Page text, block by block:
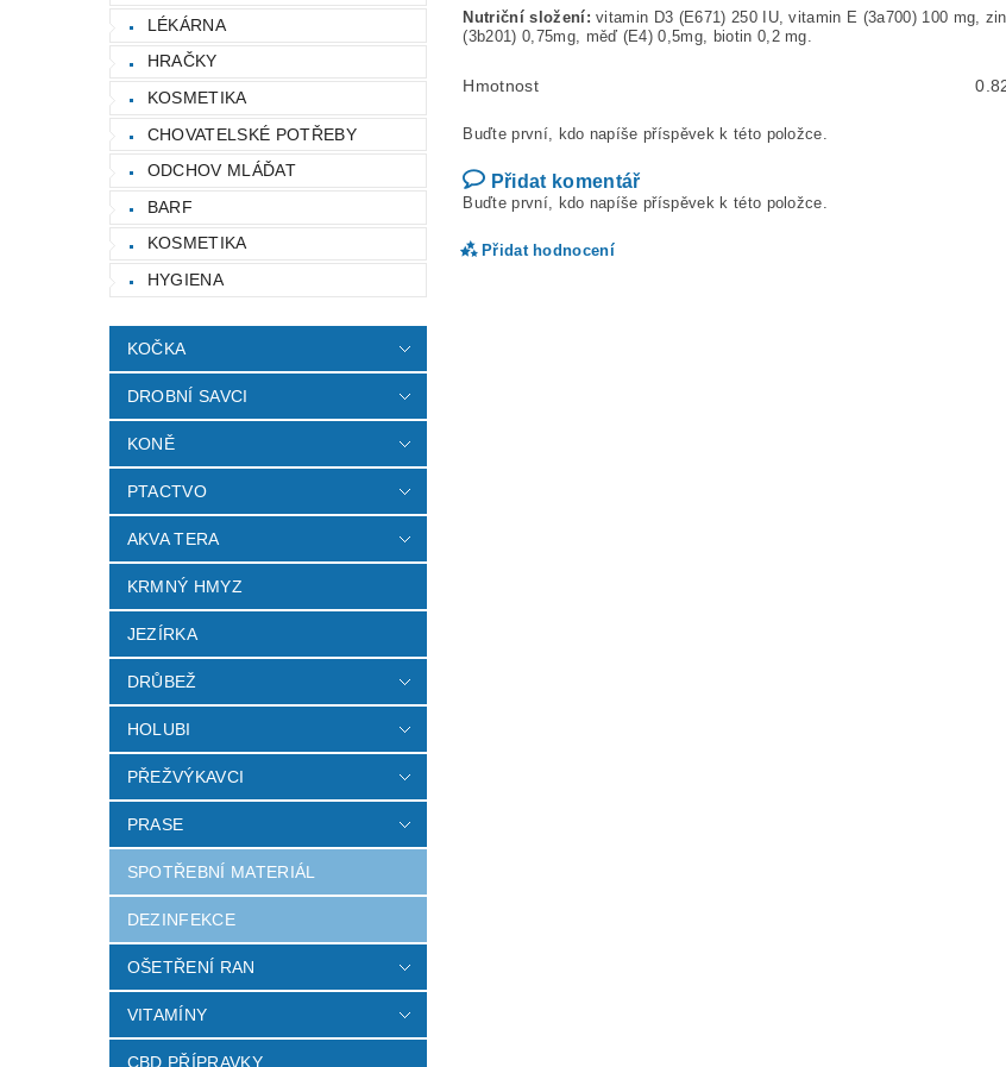
LÉKÁRNA
HRAČKY
KOSMETIKA
CHOVATELSKÉ POTŘEBY
ODCHOV MLÁĎAT
BARF
KOSMETIKA
HYGIENA
KOČKA
DROBNÍ SAVCI
KONĚ
PTACTVO
AKVA TERA
KRMNÝ HMYZ
JEZÍRKA
DRŮBEŽ
HOLUBI
PŘEŽVÝKAVCI
PRASE
SPOTŘEBNÍ MATERIÁL
DEZINFEKCE
OŠETŘENÍ RAN
VITAMÍNY
CBD PŘÍPRAVKY
Nutriční složení:vitamin D3 (E671) 250 IU, vitamin E (3a700) 100 mg,
(3b201) 0,75mg, měď (E4) 0,5mg, biotin 0,2 mg.
Hmotnost
Buďte první, kdo napíše příspěvek k této položce.
Přidat komentář
Buďte první, kdo napíše příspěvek k této položce.
Přidat hodnocení